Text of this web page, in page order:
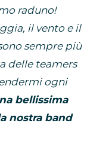
raduno!
il vento e il
sempre più
delle teamers
ogni
bellissima
nostra band